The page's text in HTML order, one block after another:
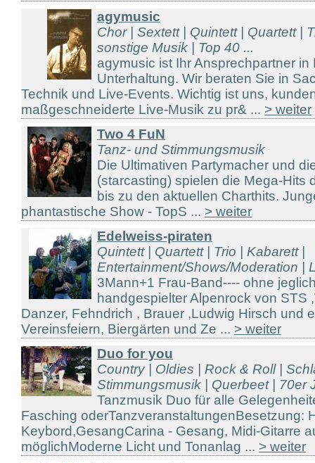
agymusic
Chor | Sextett | Quintett | Quartett |
sonstige Musik | Top 40 ...
agymusic ist Ihr Ansprechpartner
Unterhaltung. Wir beraten Sie in
Technik und Live-Events. Wichtig ist uns,
maßgeschneiderte Live-Musik zu pr& ... > weiter
Two 4 FuN
Tanz- und Stimmungsmusik
Die Ultimativen Partymacher und
(starcasting) spielen die Mega-Hits
bis zu den aktuellen Charthits.
phantastische Show - TopS ... > weiter
Edelweiss-piraten
Quintett | Quartett | Trio | Kabarett |
Entertainment/Shows/Moderation |
3Mann+1 Frau-Band---- ohne
handgespielter Alpenrock von STS
Danzer, Fehndrich , Brauer ,Ludwig Hirsch und
Vereinsfeiern, Biergärten und Ze ... > weiter
Duo for you
Country | Oldies | Rock & Roll |
Stimmungsmusik | Querbeet | 70er
Tanzmusik Duo für alle
Fasching oderTanzveranstaltungenBesetzung:
Keybord,GesangCarina - Gesang, Midi-Gitarre
möglichModerne Licht und Tonanlag ... > weiter